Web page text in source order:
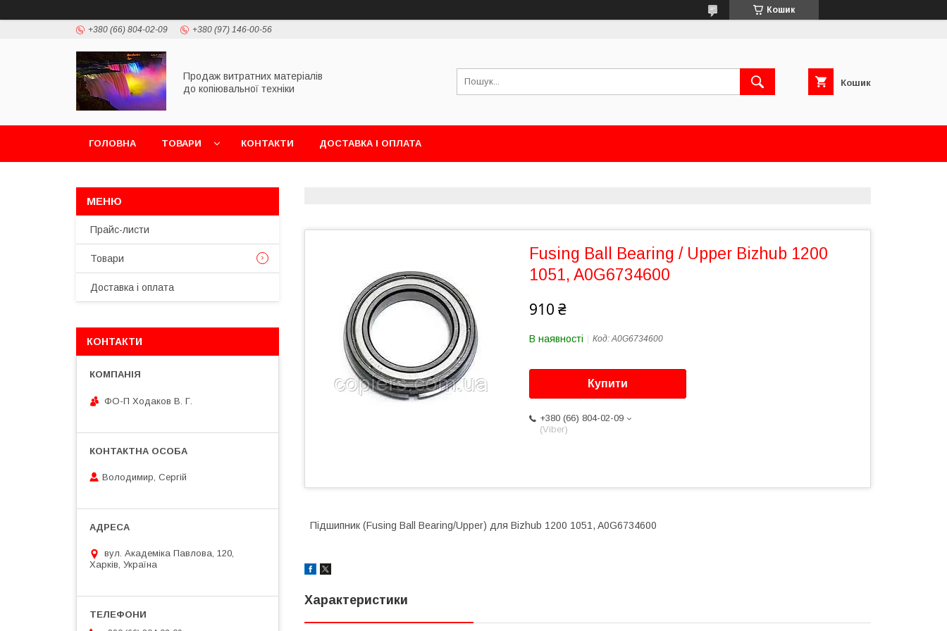
Кошик
+380 (66) 804-02-09 +380 (97) 146-00-56
Продаж витратних матеріалів
до копіювальної техніки
Кошик
ГОЛОВНА ТОВАРИ КОНТАКТИ ДОСТАВКА І ОПЛАТА
Fusing Ball Bearing / Upper Bizhub 1200
1051, A0G6734600
910 ₴
В наявності Код:A0G6734600
Купити
+380 (66) 804-02-09
(Viber)
Підшипник (Fusing Ball Bearing/Upper) для Bizhub 1200 1051, A0G6734600
Характеристики
Прайс-листи
Товари
Доставка і оплата
КОНТАКТИ
ФО-П Ходаков В. Г.
Володимир, Сергій
вул. Академіка Павлова, 120,
Харків, Україна